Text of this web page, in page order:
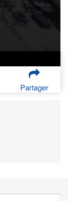
Partager